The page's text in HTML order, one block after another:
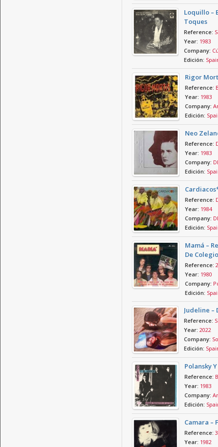
Loquillo –
Toques
Reference:
Year: 1983
Company:
Edición:
Rigor
Reference:
Year: 1983
Company:
Edición:
Neo
Reference:
Year: 1983
Company:
Edición:
Reference:
Year: 1984
Company:
Edición:
Mamá –
De
Reference:
Year: 1980
Company:
Edición:
Judeline –
Reference:
Year: 2022
Company:
Edición:
Polansky
Reference:
Year: 1983
Company:
Edición:
Camara –
Reference:
Year: 1982